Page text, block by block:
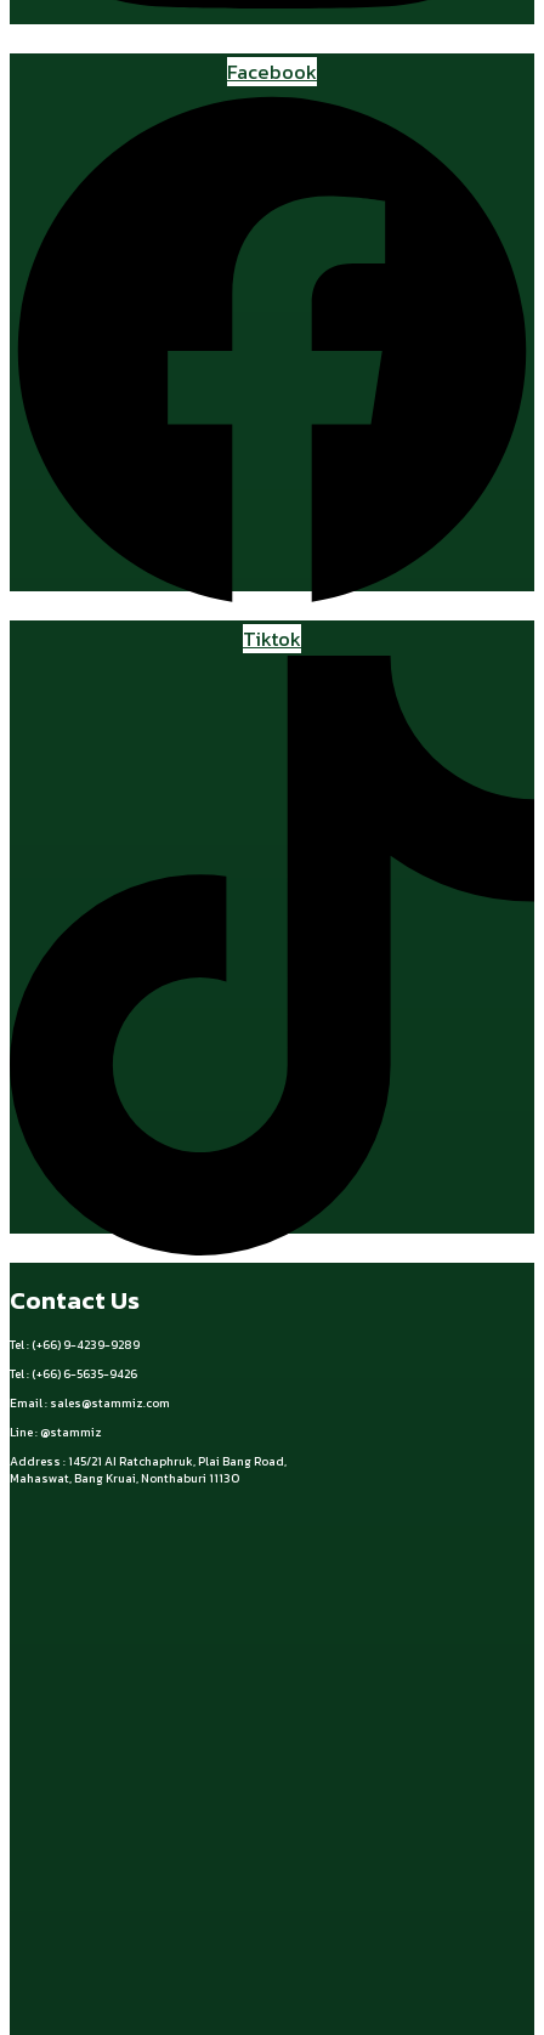
Facebook
Tiktok
Contact Us
Tel : (+66) 9-4239-9289
Tel : (+66) 6-5635-9426
Email : sales@stammiz.com
Line : @stammiz
Address : 145/21 AI Ratchaphruk, Plai Bang Road,
Mahaswat, Bang Kruai, Nonthaburi 11130